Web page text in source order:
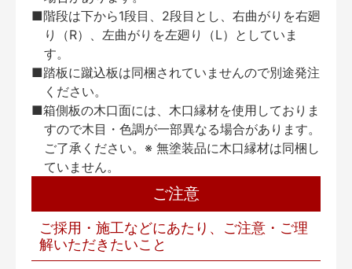
■階段は下から1段目、2段目とし、右曲がりを右廻
り（R）、左曲がりを左廻り（L）としていま
す。
■踏板に蹴込板は同梱されていませんので別途発注
ください。
■箱側板の木口面には、木口縁材を使用しておりま
すので木目・色調が一部異なる場合があります。
ご了承ください。※ 無塗装品に木口縁材は同梱し
ていません。
ご注意
ご採用・施工などにあたり、ご注意・ご理
解いただきたいこと